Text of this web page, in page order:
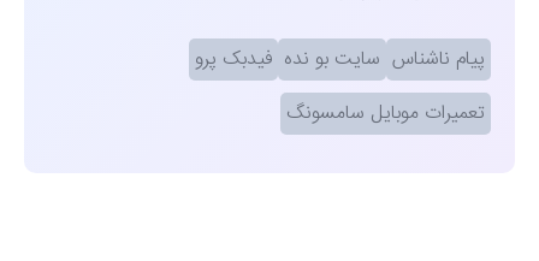
پیام ناشناس سایت بو نده فیدبک پرو
تعمیرات موبایل سامسونگ